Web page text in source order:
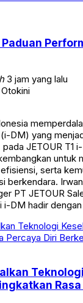
Paduan
3 jam yang lalu
DM) yang
JETOUR T1
untuk
serta
berkendara. Irwan
PT JETOUR
i-DM hadir